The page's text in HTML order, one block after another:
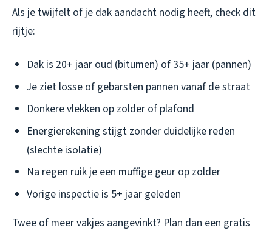
Als je twijfelt of je dak aandacht nodig heeft, check dit
rijtje:
Dak is 20+ jaar oud (bitumen) of 35+ jaar (pannen)
Je ziet losse of gebarsten pannen vanaf de straat
Donkere vlekken op zolder of plafond
Energierekening stijgt zonder duidelijke reden
(slechte isolatie)
Na regen ruik je een muffige geur op zolder
Vorige inspectie is 5+ jaar geleden
Twee of meer vakjes aangevinkt? Plan dan een gratis